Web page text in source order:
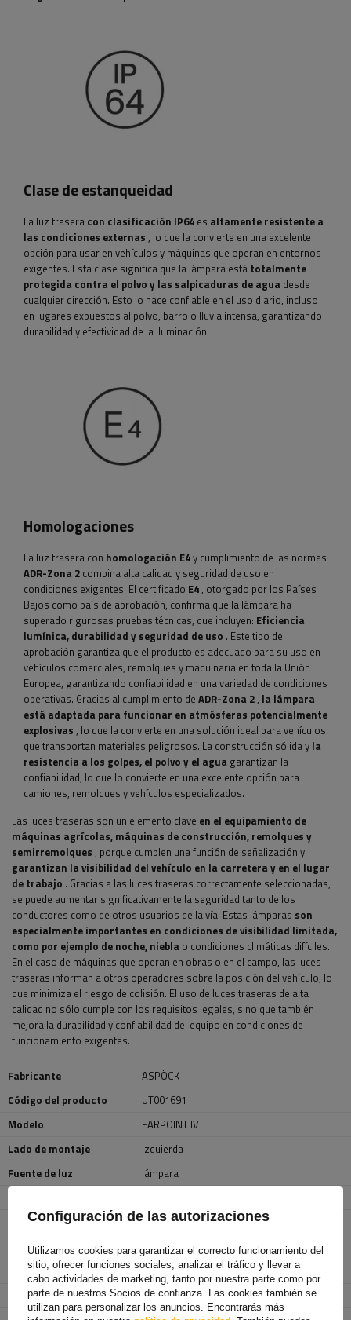
Clase de estanqueidad
La luz trasera con clasificación IP64 es altamente resistente a
las condiciones externas , lo que la convierte en una excelente
opción para usar en vehículos y máquinas que operan en entornos
exigentes. Esta clase significa que la lámpara está totalmente
protegida contra el polvo y las salpicaduras de agua desde
cualquier dirección. Esto lo hace confiable en el uso diario, incluso
en lugares expuestos al polvo, barro o lluvia intensa, garantizando
durabilidad y efectividad de la iluminación.
Homologaciones
La luz trasera con homologación E4y cumplimiento de las normas
ADR-Zona 2 combina alta calidad y seguridad de uso en
condiciones exigentes. El certificado E4, otorgado por los Países
Bajos como país de aprobación, confirma que la lámpara ha
superado rigurosas pruebas técnicas, que incluyen: Eficiencia
lumínica, durabilidad y seguridad de uso . Este tipo de
aprobación garantiza que el producto es adecuado para su uso en
vehículos comerciales, remolques y maquinaria en toda la Unión
Europea, garantizando confiabilidad en una variedad de condiciones
operativas. Gracias al cumplimiento de ADR-Zona 2, la lámpara
está adaptada para funcionar en atmósferas potencialmente
explosivas , lo que la convierte en una solución ideal para vehículos
que transportan materiales peligrosos. La construcción sólida y la
resistencia a los golpes, el polvo y el agua garantizan la
confiabilidad, lo que lo convierte en una excelente opción para
camiones, remolques y vehículos especializados.
Las luces traseras son un elemento clave en el equipamiento de
máquinas agrícolas, máquinas de construcción, remolques y
semirremolques , porque cumplen una función de señalización y
garantizan la visibilidad del vehículo en la carretera y en el lugar
de trabajo . Gracias a las luces traseras correctamente seleccionadas,
se puede aumentar significativamente la seguridad tanto de los
conductores como de otros usuarios de la vía. Estas lámparas son
especialmente importantes en condiciones de visibilidad limitada,
como por ejemplo de noche, niebla o condiciones climáticas difíciles.
En el caso de máquinas que operan en obras o en el campo, las luces
traseras informan a otros operadores sobre la posición del vehículo, lo
que minimiza el riesgo de colisión. El uso de luces traseras de alta
calidad no sólo cumple con los requisitos legales, sino que también
mejora la durabilidad y confiabilidad del equipo en condiciones de
funcionamiento exigentes.
Fabricante
ASPÖCK
Código del producto
UT001691
Modelo
EARPOINT IV
Lado de montaje
Izquierda
Fuente de luz
lámpara
Tipo de conexión
5 PIN byonet
Funciones de la lámpara
Luz de posición,Luz de freno,
Indicador de dirección,Luz antiniebla,
Reflector
Ancho
153,5 mm
Configuración de las autorizaciones
Utilizamos cookies para garantizar el correcto funcionamiento del
sitio, ofrecer funciones sociales, analizar el tráfico y llevar a
cabo actividades de marketing, tanto por nuestra parte como por
parte de nuestros Socios de confianza. Las cookies también se
utilizan para personalizar los anuncios. Encontrarás más